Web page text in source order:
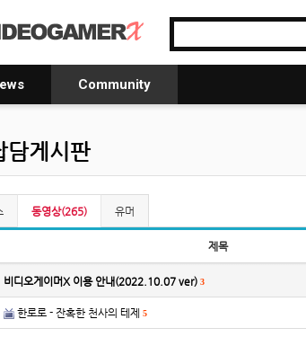
Community
담게시판
동영상(265) 유머
제목
비디오게이머X 이용 안내(2022.10.07 ver) 3
한로로 - 잔혹한 천사의 테제 5